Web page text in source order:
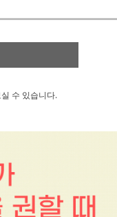
수 있습니다.